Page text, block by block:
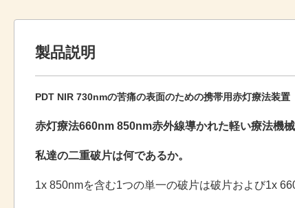
製品説明
PDT NIR 730nmの苦痛の表面のための携帯用赤灯療法装置
赤灯療法660nm 850nm赤外線導かれた軽い療法機
私達の二重破片は何であるか。
1x 850nmを含む1つの単一の破片は破片および1x